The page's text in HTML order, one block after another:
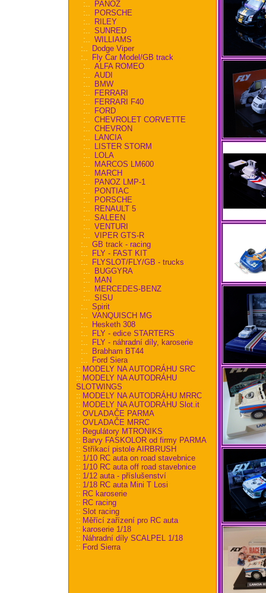
:..
PANOZ
:..
PORSCHE
:..
RILEY
:.. SUNRED
:.. WILLIAMS
:..
Dodge Viper
:..
Fly Car Model/GB track
:.. ALFA ROMEO
:.. AUDI
:..
BMW
:..
FERRARI
:..
FERRARI F40
:..
FORD
:.. CHEVROLET CORVETTE
:.. CHEVRON
:..
LANCIA
:..
LISTER STORM
:..
LOLA
:..
MARCOS LM600
:..
MARCH
:..
PANOZ LMP-1
:..
PONTIAC
:..
PORSCHE
:..
RENAULT 5
:.. SALEEN
:.. VENTURI
:.. VIPER GTS-R
:.. GB track - racing
:..
FLY - FAST KIT
:..
FLYSLOT/FLY/GB - trucks
:..
BUGGYRA
:..
MAN
:..
MERCEDES-BENZ
:.. SISU
:.. Spirit
:.. VANQUISCH MG
:..
Hesketh 308
:..
FLY - edice STARTERS
:..
FLY - náhradní díly, karoserie
:..
Brabham BT44
:..
Ford Siera
:: MODELY NA AUTODRÁHU SRC
:: MODELY NA AUTODRÁHU
SLOTWINGS
:: MODELY NA AUTODRÁHU MRRC
:: MODELY NA AUTODRÁHU Slot.it
:: OVLADAČE PARMA
:: OVLADAČE MRRC
:: Regulátory MTRONIKS
:: Barvy FASKOLOR od firmy PARMA
:: Stříkací pistole AIRBRUSH
:: 1/10 RC auta on road stavebnice
:: 1/10 RC auta off road stavebnice
:: 1/12 auta - příslušenství
:: 1/18 RC auta Mini T Losi
:: RC karoserie
:: RC racing
:: Slot racing
:: Měřící zařízení pro RC auta
:: karoserie 1/18
:: Náhradní díly SCALPEL 1/18
:: Ford Sierra